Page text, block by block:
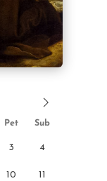
Pet Sub
3 4
10 11